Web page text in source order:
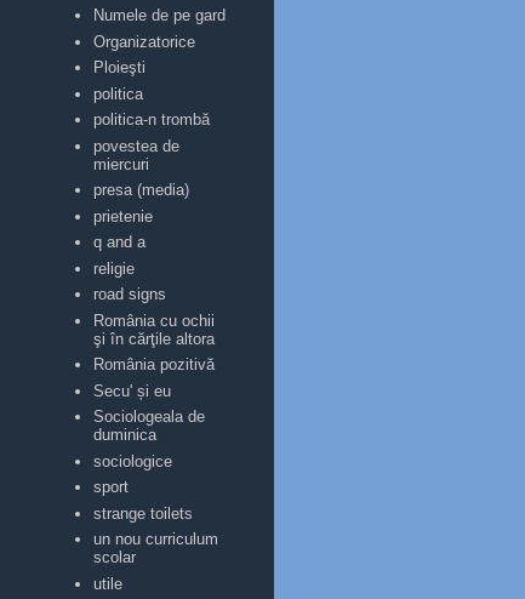
Numele de pe gard
Organizatorice
Ploieşti
politica
politica-n trombă
povestea de
miercuri
presa (media)
prietenie
q and a
religie
road signs
România cu ochii
şi în cărţile altora
România pozitivă
Secu' și eu
Sociologeala de
duminica
sociologice
sport
strange toilets
un nou curriculum
scolar
utile